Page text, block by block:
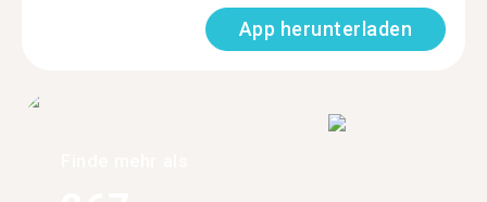
App herunterladen